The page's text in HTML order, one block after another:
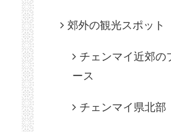
郊外の観光スポット
チェンマイ近郊の
ース
チェンマイ県北部